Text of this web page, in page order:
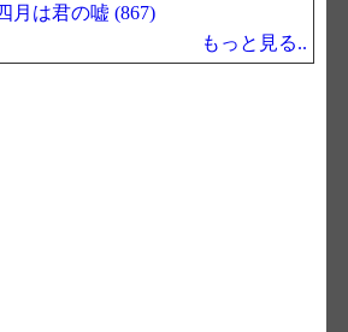
月は君の嘘 (867)
もっと見る..